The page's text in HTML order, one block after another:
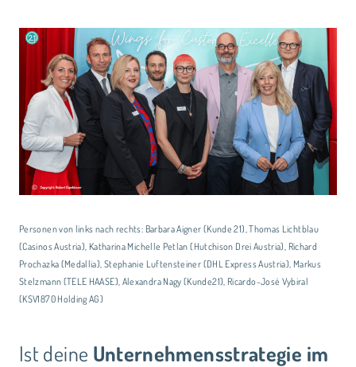
Personen von links nach rechts: Barbara Aigner (Kunde 21), Thomas Lichtblau
(Casinos Austria), Katharina Michelle Petlan (Hutchison Drei Austria), Richard
Prochazka (Medallia), Stephanie Luftensteiner (DHL Express Austria), Markus
Stelzmann (TELE HAASE), Alexandra Nagy (Kunde21), Ricardo-José Vybiral
(KSV1870 Holding AG)
Ist deine Unternehmensstrategie im